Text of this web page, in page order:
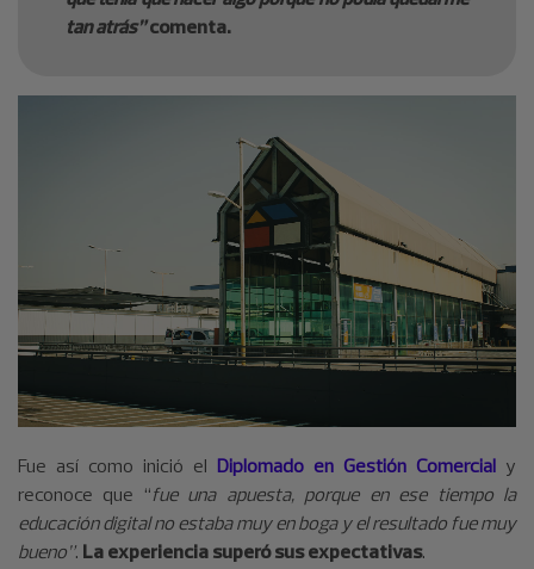
tan atrás”comenta.
Fue así como inició el Diplomado en Gestión Comercial y
reconoce que “fue una apuesta, porque en ese tiempo la
educación digital no estaba muy en boga y el resultado fue muy
bueno”. La experiencia superó sus expectativas.